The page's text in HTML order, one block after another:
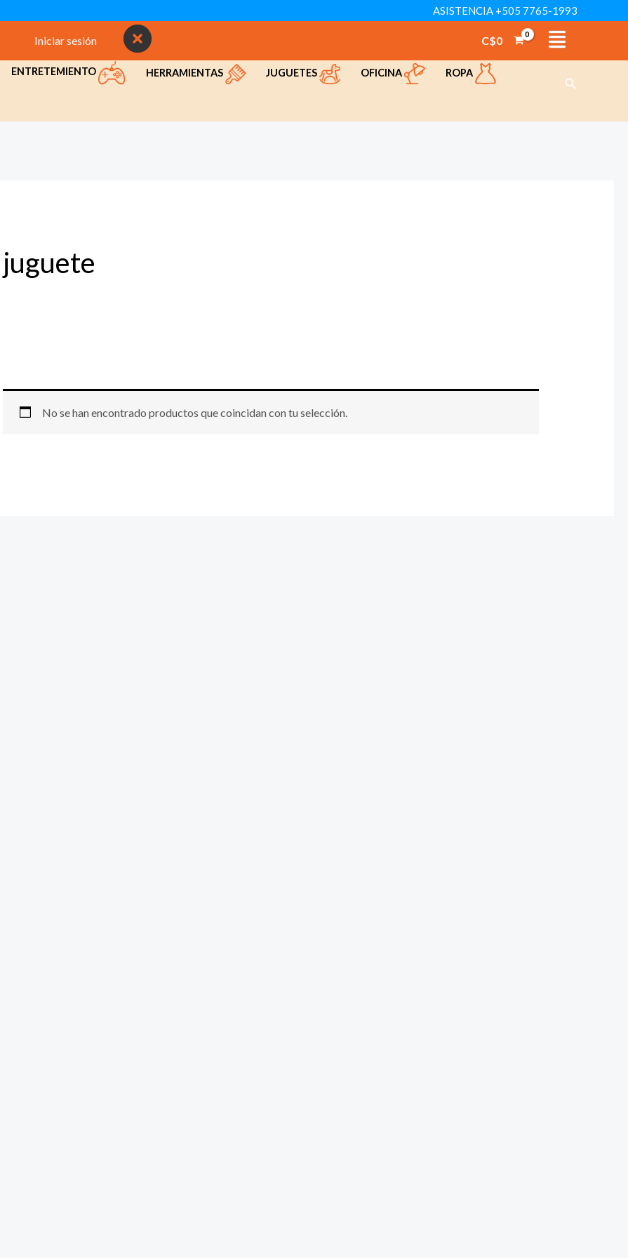
ASISTENCIA +505 7765-1993
Iniciar sesión C$0
ENTRETEMIENTO HERRAMIENTAS JUGUETES OFICINA ROPA
Buscar
juguete
No se han encontrado productos que coincidan con tu selección.